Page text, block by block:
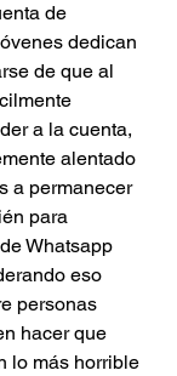
de
dedican
de que al
a la cuenta,
alentado
a permanecer
para
Whatsapp
eso
personas
hacer que
lo más horrible